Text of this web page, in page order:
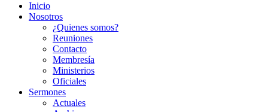
Inicio
Nosotros
¿Quienes somos?
Reuniones
Contacto
Membresía
Ministerios
Oficiales
Sermones
Actuales